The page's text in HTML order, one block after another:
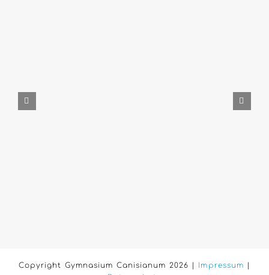
Copyright Gymnasium Canisianum 2026 | Impressum